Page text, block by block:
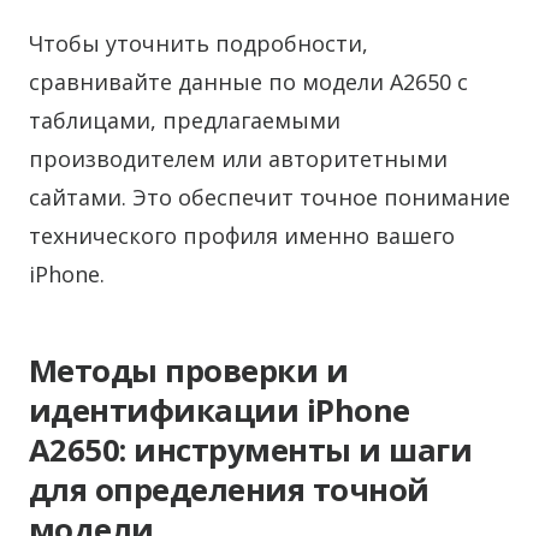
Чтобы уточнить подробности,
сравнивайте данные по модели A2650 с
таблицами, предлагаемыми
производителем или авторитетными
сайтами. Это обеспечит точное понимание
технического профиля именно вашего
iPhone.
Методы проверки и
идентификации iPhone
A2650: инструменты и шаги
для определения точной